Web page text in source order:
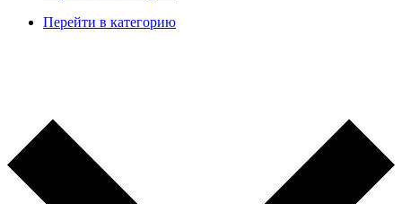
Перейти в категорию